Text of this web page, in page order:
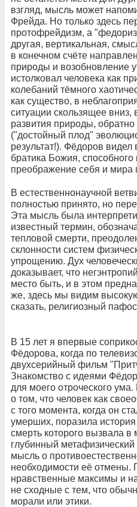
взгляд, мысль может
Фрейда. Но только здесь
протофрейдизм, а
другая, вертикальная,
в конечном счёте
природы и возобновление
истолковал человека как
колебаний тёмного
как существо, в
ситуации скользящее вниз,
развития природы,
("достойный плод"
результат!). Фёдоров
братика Божия, способного
преображение себя и мира
В естественнонаучной
полностью принято, но
Эта мысль была
известный термин,
тепловой смерти,
склонности систем
упрощению. Дух
доказывает, что
место быть, и в этом
же, здесь мы видим
сказать, религиозный
В 15 лет я впервые
Фёдорова, когда по
двухсерийный фильм
Знакомство с идеями
для моего отроческого
о том, что человек как
с того момента, когда он
умерших, поразила
смерть которого вызвала
глубинный метафизический
мысль о
необходимости её отмены.
нравственные максимы и
не сходные с тем, что
морали или этики.